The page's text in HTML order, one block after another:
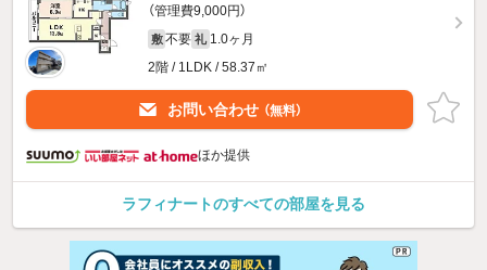
（管理費9,000円）
敷 不要 礼 1.0ヶ月
2階 / 1LDK / 58.37㎡
お問い合わせ （無料）
ほか提供
ラフィナートのすべての部屋を見る